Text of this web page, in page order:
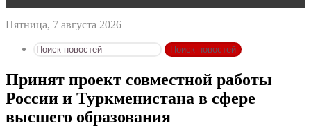
Пятница, 7 августа 2026
Поиск новостей
Принят проект совместной работы
России и Туркменистана в сфере
высшего образования